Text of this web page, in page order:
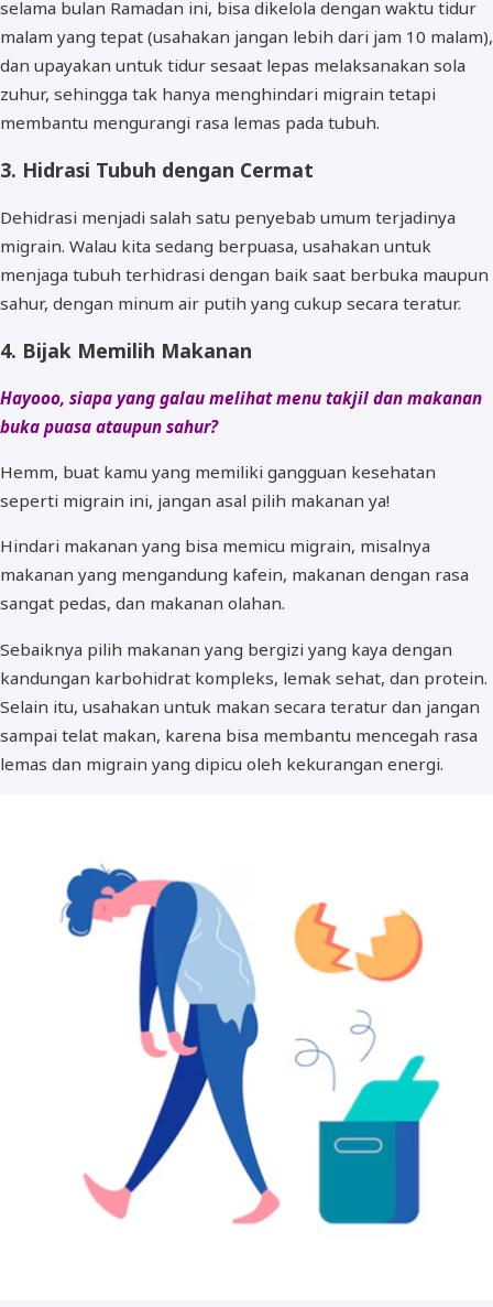
selama bulan Ramadan ini, bisa dikelola dengan waktu tidur
malam yang tepat (usahakan jangan lebih dari jam 10 malam),
dan upayakan untuk tidur sesaat lepas melaksanakan sola
zuhur, sehingga tak hanya menghindari migrain tetapi
membantu mengurangi rasa lemas pada tubuh.
3. Hidrasi Tubuh dengan Cermat
Dehidrasi menjadi salah satu penyebab umum terjadinya
migrain. Walau kita sedang berpuasa, usahakan untuk
menjaga tubuh terhidrasi dengan baik saat berbuka maupun
sahur, dengan minum air putih yang cukup secara teratur.
4. Bijak Memilih Makanan
Hayooo, siapa yang galau melihat menu takjil dan makanan
buka puasa ataupun sahur?
Hemm, buat kamu yang memiliki gangguan kesehatan
seperti migrain ini, jangan asal pilih makanan ya!
Hindari makanan yang bisa memicu migrain, misalnya
makanan yang mengandung kafein, makanan dengan rasa
sangat pedas, dan makanan olahan.
Sebaiknya pilih makanan yang bergizi yang kaya dengan
kandungan karbohidrat kompleks, lemak sehat, dan protein.
Selain itu, usahakan untuk makan secara teratur dan jangan
sampai telat makan, karena bisa membantu mencegah rasa
lemas dan migrain yang dipicu oleh kekurangan energi.